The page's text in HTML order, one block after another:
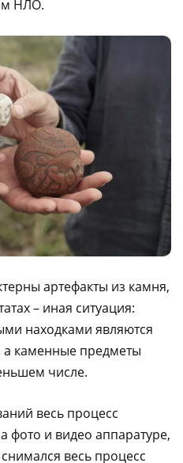
НЛО.
артефакты из камня,
– иная ситуация:
находками являются
а каменные предметы
числе.
весь процесс
фото и видео аппаратуре,
весь процесс